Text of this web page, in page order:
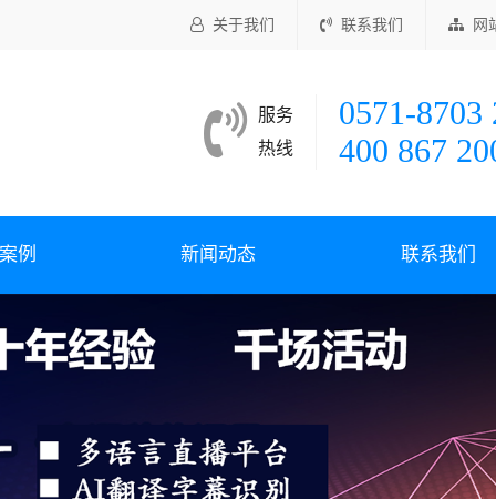
关于我们 联系我们 网
服务
热线
0571-8703
400 867
例 新闻动态 联系我们